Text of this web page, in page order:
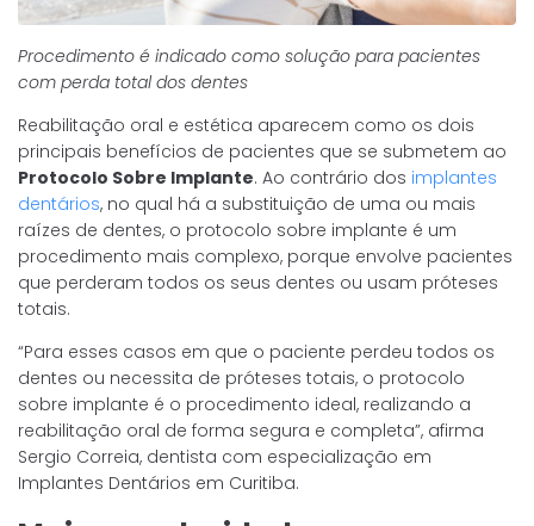
Procedimento é indicado como solução para pacientes
com perda total dos dentes
Reabilitação oral e estética aparecem como os dois
principais benefícios de pacientes que se submetem ao
Protocolo Sobre Implante. Ao contrário dos implantes
dentários, no qual há a substituição de uma ou mais
raízes de dentes, o protocolo sobre implante é um
procedimento mais complexo, porque envolve pacientes
que perderam todos os seus dentes ou usam próteses
totais.
“Para esses casos em que o paciente perdeu todos os
dentes ou necessita de próteses totais, o protocolo
sobre implante é o procedimento ideal, realizando a
reabilitação oral de forma segura e completa”, afirma
Sergio Correia, dentista com especialização em
Implantes Dentários em Curitiba.